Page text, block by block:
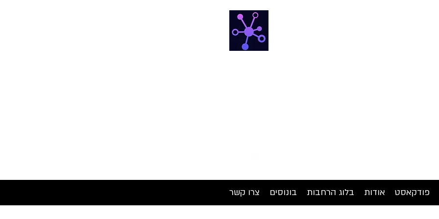
פודקאסט אודות בלוג הרחבות בונוסים צרו קשר